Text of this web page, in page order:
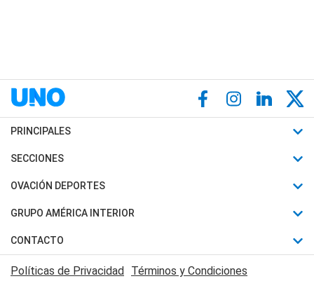
PRINCIPALES
Últimas Noticias
Política
Judiciales
Economia
SECCIONES
Horóscopo
Motores
Trucos caseros
Series y Películas
OVACIÓN DEPORTES
Fútbol
Mundial
Automovilismo
Rugby
GRUPO AMÉRICA INTERIOR
Canal 7 en Vivo
CONTACTO
Acerca de Nosotros
Políticas de Privacidad Términos y Condiciones